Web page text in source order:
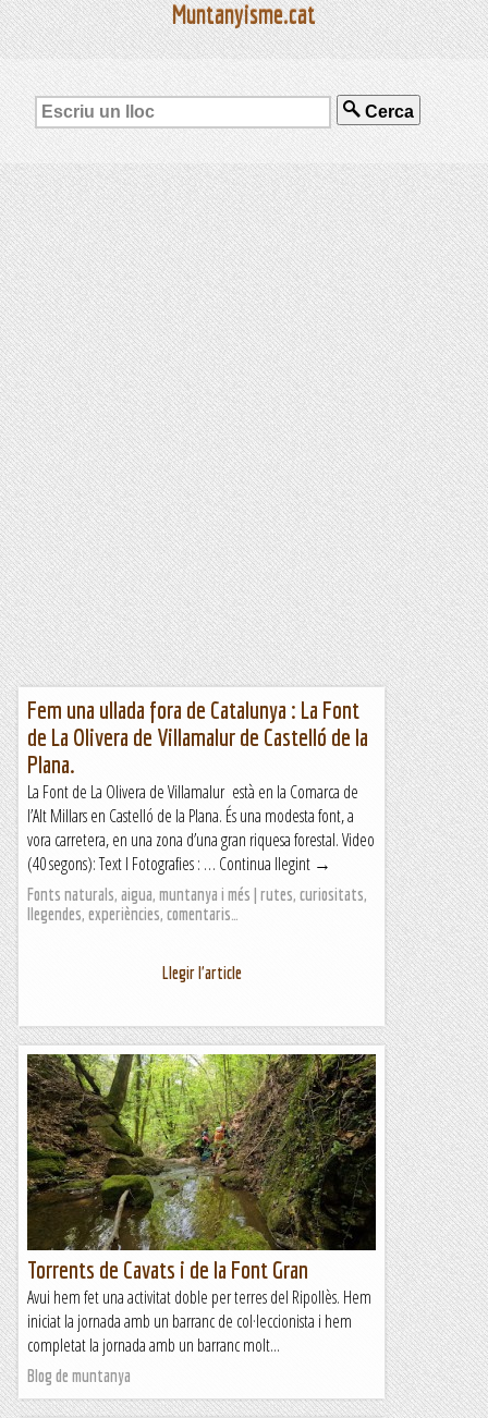
Muntanyisme.cat
Cerca
Fem una ullada fora de Catalunya : La Font
de La Olivera de Villamalur de Castelló de la
Plana.
La Font de La Olivera de Villamalur està en la Comarca de
l’Alt Millars en Castelló de la Plana. És una modesta font, a
vora carretera, en una zona d’una gran riquesa forestal. Video
(40 segons): Text I Fotografies : … Continua llegint →
Fonts naturals, aigua, muntanya i més | rutes, curiositats,
llegendes, experiències, comentaris…
Llegir l'article
Torrents de Cavats i de la Font Gran
Avui hem fet una activitat doble per terres del Ripollès. Hem
iniciat la jornada amb un barranc de col·leccionista i hem
completat la jornada amb un barranc molt...
Blog de muntanya